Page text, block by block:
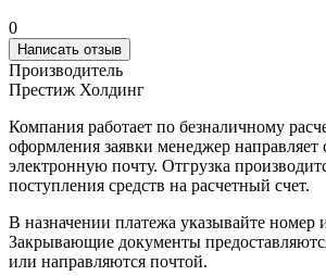
0
Написать отзыв
Производитель
Престиж Холдинг
Компания работает по безналичному
оформления заявки менеджер направляет
электронную почту. Отгрузка
поступления средств на расчетный счет.
В назначении платежа указывайте номер
Закрывающие документы
или направляются почтой.